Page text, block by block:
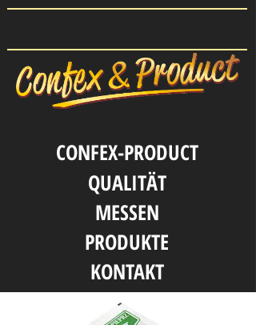
CONFEX-PRODUCT
QUALITӒT
MESSEN
PRODUKTE
KONTAKT